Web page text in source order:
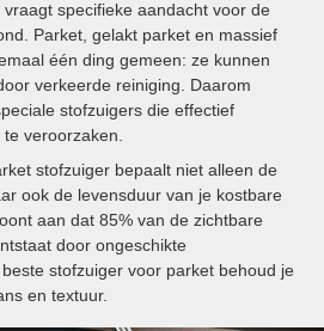
specifieke aandacht voor de
Parket, gelakt parket en massief
één ding gemeen: ze kunnen
verkeerde reiniging. Daarom
stofzuigers die effectief
veroorzaken.
stofzuiger bepaalt niet alleen de
ook de levensduur van je kostbare
aan dat 85% van de zichtbare
door ongeschikte
stofzuiger voor parket behoud je
en textuur.